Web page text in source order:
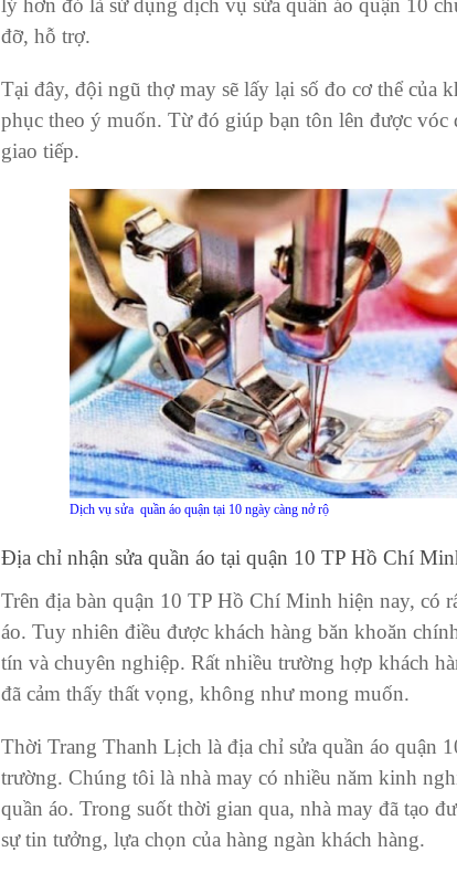
lý hơn đó là sử dụng dịch vụ sửa quần áo quận 10
đỡ, hỗ trợ.
Tại đây, đội ngũ thợ may sẽ lấy lại số đo cơ thể của
phục theo ý muốn. Từ đó giúp bạn tôn lên được
giao tiếp.
Dịch vụ sửa quần áo quận tại 10 ngày càng nở rộ
Địa chỉ nhận sửa quần áo tại quận 10 TP Hồ Chí
Trên địa bàn quận 10 TP Hồ Chí Minh hiện nay, có
áo. Tuy nhiên điều được khách hàng băn khoăn
tín và chuyên nghiệp. Rất nhiều trường hợp khách
đã cảm thấy thất vọng, không như mong muốn.
Thời Trang Thanh Lịch là địa chỉ sửa quần áo quận
trường. Chúng tôi là nhà may có nhiều năm kinh
quần áo. Trong suốt thời gian qua, nhà may đã tạo
sự tin tưởng, lựa chọn của hàng ngàn khách hàng.